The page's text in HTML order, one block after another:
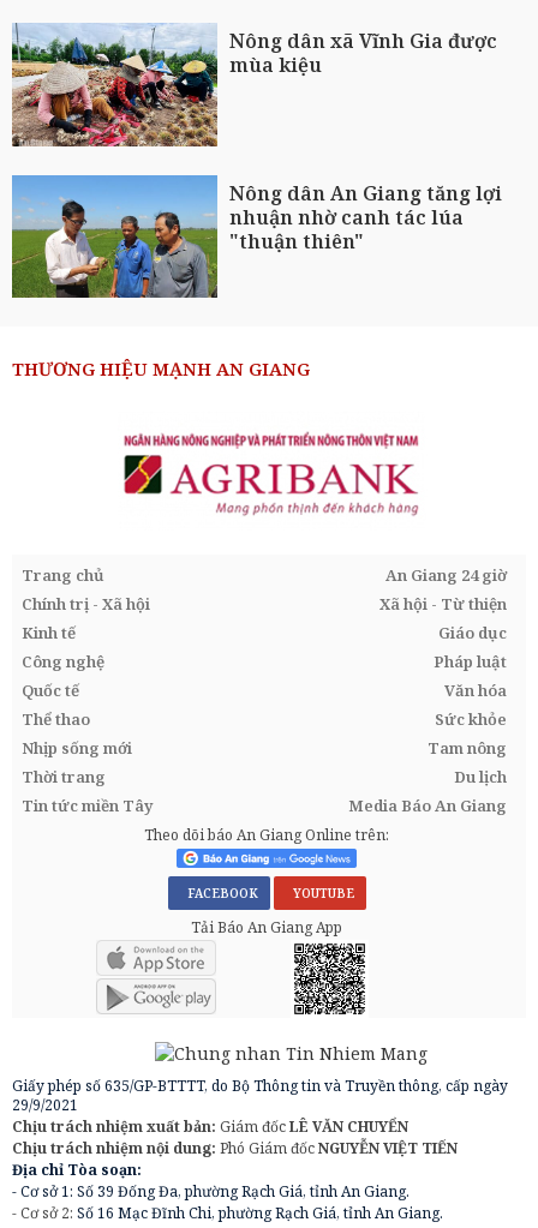
Nông dân xã Vĩnh Gia được
mùa kiệu
Nông dân An Giang tăng lợi
nhuận nhờ canh tác lúa
"thuận thiên"
THƯƠNG HIỆU MẠNH AN GIANG
Trang chủ
An Giang 24 giờ
Chính trị - Xã hội
Xã hội - Từ thiện
Kinh tế
Giáo dục
Công nghệ
Pháp luật
Quốc tế
Văn hóa
Thể thao
Sức khỏe
Nhịp sống mới
Tam nông
Thời trang
Du lịch
Tin tức miền Tây
Media Báo An Giang
Theo dõi báo An Giang Online trên:
FACEBOOK YOUTUBE
Tải Báo An Giang App
Giấy phép số 635/GP-BTTTT, do Bộ Thông tin và Truyền thông, cấp ngày
29/9/2021
Chịu trách nhiệm xuất bản: Giám đốcLÊ VĂN CHUYỂN
Chịu trách nhiệm nội dung: Phó Giám đốcNGUYỄN VIỆT TIẾN
Địa chỉ Tòa soạn:
- Cơ sở 1: Số 39 Đống Đa, phường Rạch Giá, tỉnh An Giang.
- Cơ sở 2: Số 16 Mạc Đĩnh Chi, phường Rạch Giá, tỉnh An Giang.